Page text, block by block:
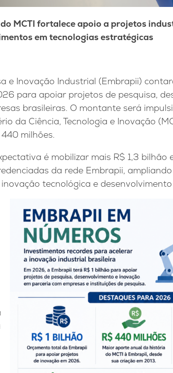
MCTI fortalece apoio a projetos
em tecnologias estratégicas
e Inovação Industrial (Embrapii)
para apoiar projetos de pesquisa,
brasileiras. O montante será
da Ciência, Tecnologia e Inovação
milhões.
é mobilizar mais R$ 1,3 bilhão
da rede Embrapii,
tecnológica e